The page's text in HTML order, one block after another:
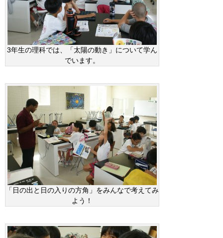
学費・諸費一覧 入園・入学について
Close
3年生の理科では、「太陽の動き」について学ん
でいます。
「日の出と日の入りの方角」をみんなで考えてみ
よう！